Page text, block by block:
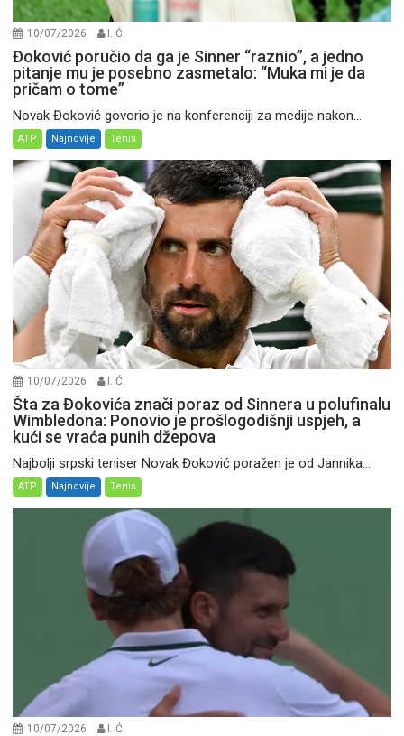
10/07/2026 I. Ć.
Đoković poručio da ga je Sinner “raznio”, a jedno
pitanje mu je posebno zasmetalo: “Muka mi je da
pričam o tome”
Novak Đoković govorio je na konferenciji za medije nakon...
ATP Najnovije Tenis
10/07/2026 I. Ć.
Šta za Đokovića znači poraz od Sinnera u polufinalu
Wimbledona: Ponovio je prošlogodišnji uspjeh, a
kući se vraća punih džepova
Najbolji srpski teniser Novak Đoković poražen je od Jannika...
ATP Najnovije Tenis
10/07/2026 I. Ć.